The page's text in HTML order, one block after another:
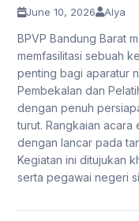
June 10, 2026 Alya
BPVP Bandung Barat
memfasilitasi sebuah
penting bagi aparatur
Pembekalan dan
dengan penuh
turut. Rangkaian
dengan lancar pada
Kegiatan ini ditujukan
serta pegawai negeri